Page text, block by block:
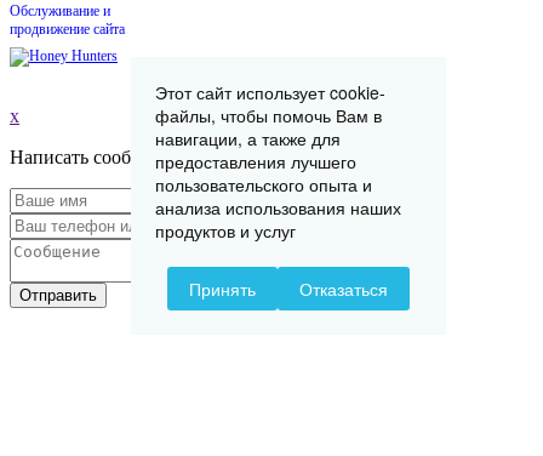
Обслуживание и
продвижение сайта
x
Написать сообщение
Отправить
Этот сайт использует cookie-
файлы, чтобы помочь Вам в
навигации, а также для
предоставления лучшего
пользовательского опыта и
анализа использования наших
продуктов и услуг
Принять Отказаться